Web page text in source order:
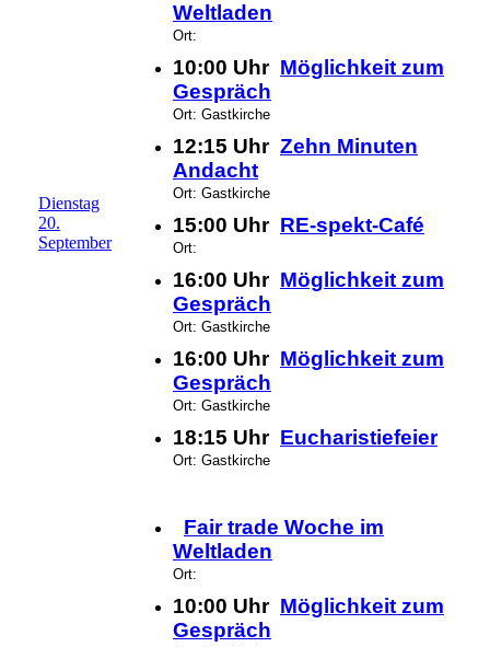
Dienstag
20.
September
Weltladen
Ort:
10:00 Uhr Möglichkeit zum
Gespräch
Ort: Gastkirche
12:15 Uhr Zehn Minuten
Andacht
Ort: Gastkirche
15:00 Uhr RE-spekt-Café
Ort:
16:00 Uhr Möglichkeit zum
Gespräch
Ort: Gastkirche
16:00 Uhr Möglichkeit zum
Gespräch
Ort: Gastkirche
18:15 Uhr Eucharistiefeier
Ort: Gastkirche
Fair trade Woche im
Weltladen
Ort:
10:00 Uhr Möglichkeit zum
Gespräch